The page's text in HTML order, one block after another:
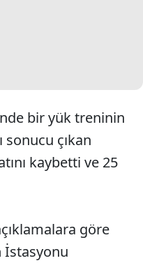
bir yük treninin
çıkan
kaybetti ve 25
göre
İstasyonu